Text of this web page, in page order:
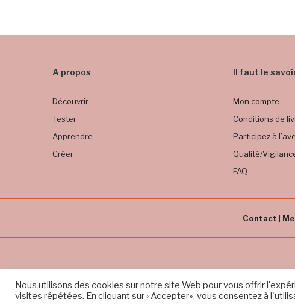
A propos
Découvrir
Tester
Apprendre
Créer
Il faut le
Mon compte
Conditions de
Participez à
Qualité/
FAQ
Contact
Nous utilisons des cookies sur notre site Web pour vous offrir
visites répétées. En cliquant sur «Accepter», vous consentez à